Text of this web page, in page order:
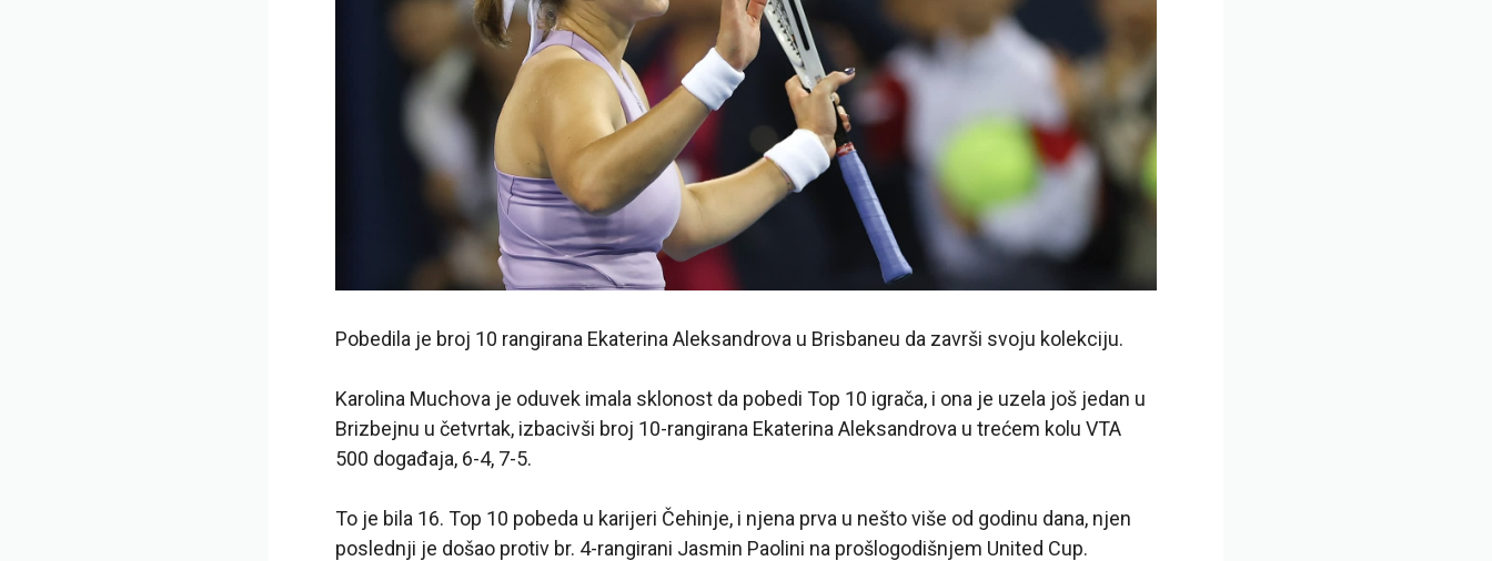
Pobedila je broj 10 rangirana Ekaterina Aleksandrova u Brisbaneu da završi svoju kolekciju.
Karolina Muchova je oduvek imala sklonost da pobedi Top 10 igrača, i ona je uzela još jedan u
Brizbejnu u četvrtak, izbacivši broj 10-rangirana Ekaterina Aleksandrova u trećem kolu VTA
500 događaja, 6-4, 7-5.
To je bila 16. Top 10 pobeda u karijeri Čehinje, i njena prva u nešto više od godinu dana, njen
poslednji je došao protiv br. 4-rangirani Jasmin Paolini na prošlogodišnjem United Cup.